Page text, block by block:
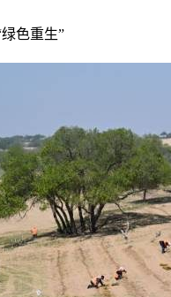
色重生”